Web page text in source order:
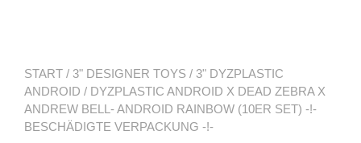
START / 3" DESIGNER TOYS / 3" DYZPLASTIC
ANDROID / DYZPLASTIC ANDROID X DEAD ZEBRA X
ANDREW BELL- ANDROID RAINBOW (10ER SET) -!-
BESCHÄDIGTE VERPACKUNG -!-